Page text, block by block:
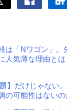
は「Nワゴン」。
人気薄な理由と
】だけじゃない
可能性はないの